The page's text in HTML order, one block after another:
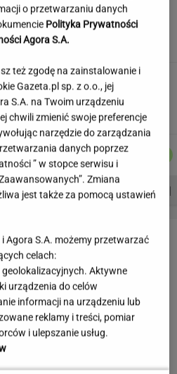
aż będzie za późno. To może
szkoła przestała służyć dziecku
aktywności a kurzajki. O czym
by uniknąć problemu?
DANIEL
MAIKOWSKI
JAKUB
ZNAK Z '30' WISŁAWA SZYMBORSKA
OKAZJE
o przetwarzaniu danych
Polityka Prywatności
Agora S.A.
też zgodę na zainstalowanie i
Gazeta.pl sp. z o.o., jej
S.A. na Twoim urządzeniu
chwili zmienić swoje preferencje
narzędzie do zarządzania
danych poprzez
” w stopce serwisu i
Zmiana
jest także za pomocą ustawień
Agora S.A. możemy przetwarzać
celach:
geolokalizacyjnych. Aktywne
urządzenia do celów
informacji na urządzeniu lub
reklamy i treści, pomiar
i ulepszanie usług.